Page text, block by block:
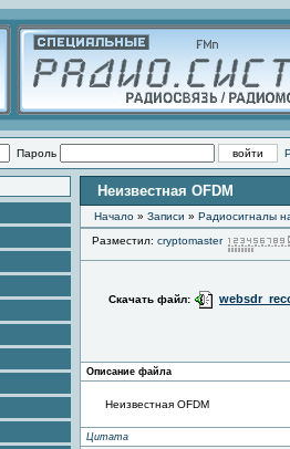
Пароль
Неизвестная OFDM
Начало » Записи » Радиоcигналы
Разместил: cryptomaster
Скачать файл:
Описание файла
Неизвестная OFDM
Цитата